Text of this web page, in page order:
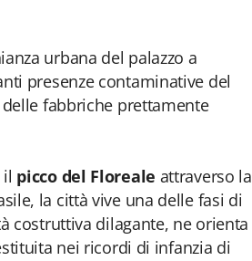
urbana del palazzo a
presenze contaminative del
fabbriche prettamente
il picco del Floreale attraverso la
la città vive una delle fasi di
costruttiva dilagante, ne orienta
nei ricordi di infanzia di